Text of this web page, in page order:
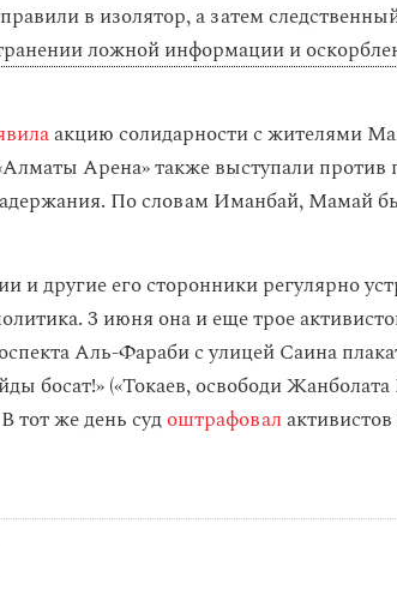
в изолятор, а затем
ложной информации и
акцию солидарности с жителями
Арена» также выступали
По словам Иманбай, Мамай
и другие его сторонники регулярно
3 июня она и еще трое
Аль-Фараби с улицей Саина
босат!» («Токаев, освободи
тот же день судоштрафовал